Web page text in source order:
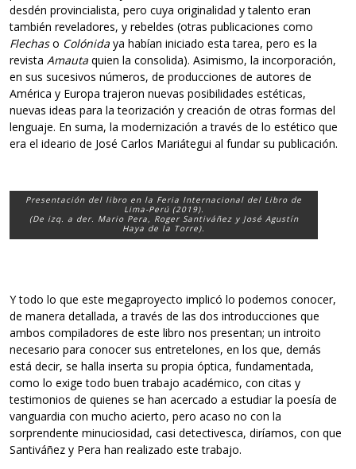
desdén provincialista, pero cuya originalidad y talento eran
también reveladores, y rebeldes (otras publicaciones como
Flechaso Colónida ya habían iniciado esta tarea, pero es la
revista Amauta quien la consolida). Asimismo, la incorporación,
en sus sucesivos números, de producciones de autores de
América y Europa trajeron nuevas posibilidades estéticas,
nuevas ideas para la teorización y creación de otras formas del
lenguaje. En suma, la modernización a través de lo estético que
era el ideario de José Carlos Mariátegui al fundar su publicación.
Presentación del libro en la Feria Internacional del Libro de
Lima-Perú (2019).
(De izq. a der. Mario Pera, Roger Santiváñez y José Agustín
Haya de la Torre).
Y todo lo que este megaproyecto implicó lo podemos conocer,
de manera detallada, a través de las dos introducciones que
ambos compiladores de este libro nos presentan; un introito
necesario para conocer sus entretelones, en los que, demás
está decir, se halla inserta su propia óptica, fundamentada,
como lo exige todo buen trabajo académico, con citas y
testimonios de quienes se han acercado a estudiar la poesía de
vanguardia con mucho acierto, pero acaso no con la
sorprendente minuciosidad, casi detectivesca, diríamos, con que
Santiváñez y Pera han realizado este trabajo.